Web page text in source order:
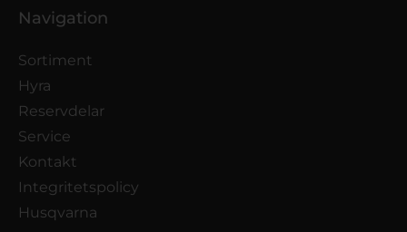
Navigation
Sortiment
Hyra
Reservdelar
Service
Kontakt
Integritetspolicy
Husqvarna